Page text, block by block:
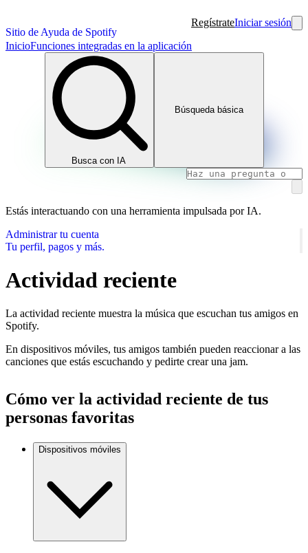
Sitio de Ayuda de Spotify
RegístrateIniciar sesión
InicioFunciones integradas en la aplicación
Busca con IA
Búsqueda básica
Estás interactuando con una herramienta impulsada por IA.
Administrar tu cuenta
Tu perfil, pagos y más.
Actividad reciente
La actividad reciente muestra la música que escuchan tus amigos en
Spotify.
En dispositivos móviles, tus amigos también pueden reaccionar a las
canciones que estás escuchando y pedirte crear una jam.
Cómo ver la actividad reciente de tus
personas favoritas
Dispositivos móviles